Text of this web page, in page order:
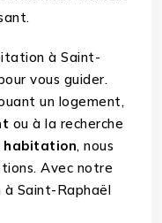
à Saint-
vous guider.
un logement,
ou à la recherche
habitation, nous
Avec notre
Saint-Raphaël